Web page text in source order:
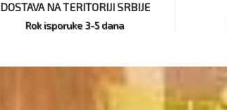
DOSTAVA NA TERITORIJI SRBIJE
Rok isporuke 3-5 dana